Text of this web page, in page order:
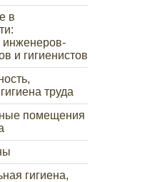
в
инженеров-
и гигиенистов
труда
помещения
гигиена,